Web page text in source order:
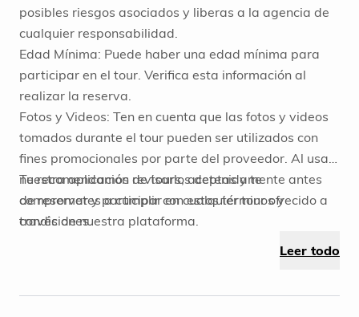
posibles riesgos asociados y liberas a la agencia de
cualquier responsabilidad.
Edad Mínima: Puede haber una edad mínima para
participar en el tour. Verifica esta información al
realizar la reserva.
Fotos y Videos: Ten en cuenta que las fotos y videos
tomados durante el tour pueden ser utilizados con
fines promocionales por parte del proveedor. Al usar
nuestra aplicación de tours, aceptas y te
comprometes a cumplir con estos términos y
condiciones.
Te recomendamos revisarlos detenidamente antes
de reservar y participar en cualquier tour ofrecido a
través de nuestra plataforma.
Leer todo